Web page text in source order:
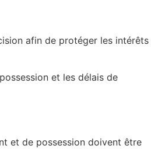
afin de protéger les intérêts
et les délais de
et de possession doivent être